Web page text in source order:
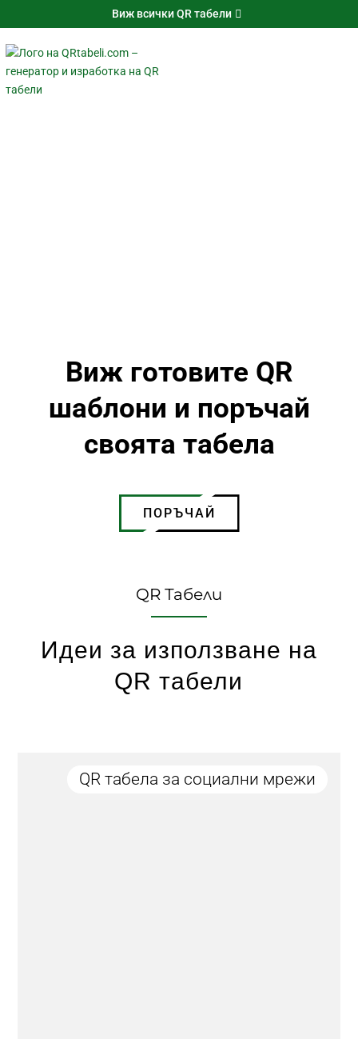
Виж всички QR табели
Виж готовите QR
шаблони и поръчай
своята табела
ПОРЪЧАЙ
QR Табели
Идеи за използване на
QR табели
QR табела за социални мрежи